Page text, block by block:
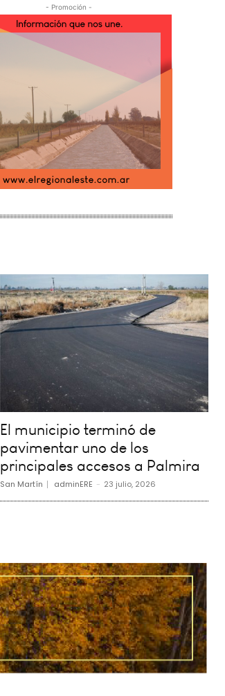
- Promoción -
El municipio terminó de
pavimentar uno de los
principales accesos a Palmira
San Martín adminERE - 23 julio, 2026